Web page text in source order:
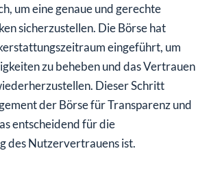
um eine genaue und gerechte
sicherzustellen. Die Börse hat
eingeführt, um
zu beheben und das Vertrauen
Dieser Schritt
der Börse für Transparenz und
entscheidend für die
des Nutzervertrauens ist.